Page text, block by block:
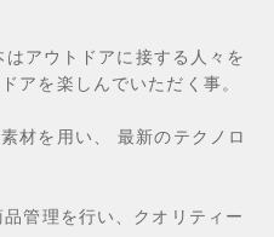
アウトドアに接する人々を
アを楽しんでいただく事。
材を用い、 最新のテクノロ
管理を行い、クオリティー